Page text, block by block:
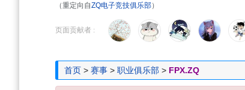
（重定向自ZQ电子竞技俱乐部）
到
到
页面贡献者 :
首页 > 赛事 > 职业俱乐部 > FPX.ZQ